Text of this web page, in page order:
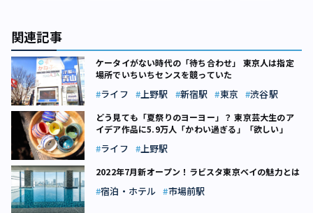
関連記事
ケータイがない時代の「待ち合わせ」 東京人は指定
場所でいちいちセンスを競っていた
ライフ 上野駅 新宿駅 東京 渋谷駅
どう見ても「夏祭りのヨーヨー」？ 東京芸大生のア
イデア作品に5.9万人「かわい過ぎる」「欲しい」
ライフ 上野駅
2022年7月新オープン！ラビスタ東京ベイの魅力とは
宿泊・ホテル 市場前駅